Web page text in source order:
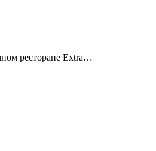
ресторане Extra…